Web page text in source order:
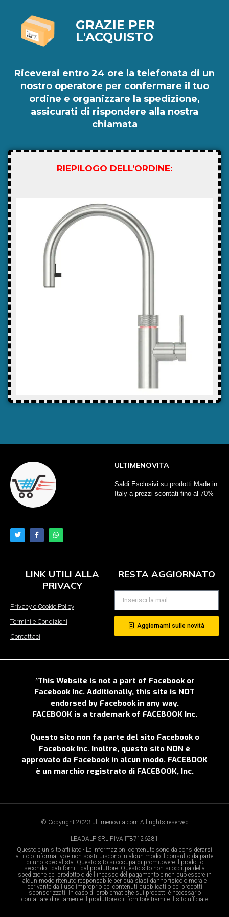
GRAZIE PER
L'ACQUISTO
Riceverai entro 24 ore la telefonata di un
nostro operatore per confermare il tuo
ordine e organizzare la spedizione,
assicurati di rispondere alla nostra
chiamata
RIEPILOGO DELL’ORDINE:
ULTIMENOVITA
Saldi Esclusivi su prodotti Made in
Italy a prezzi scontati fino al 70%
LINK UTILI ALLA
PRIVACY
Privacy e Cookie Policy
Termini e Condizioni
Contattaci
RESTA AGGIORNATO
Aggiornami sulle novità
*This Website is not a part of Facebook or
Facebook Inc. Additionally, this site is NOT
endorsed by Facebook in any way.
FACEBOOK is a trademark of FACEBOOK Inc.
Questo sito non fa parte del sito Facebook o
Facebook Inc. Inoltre, questo sito NON è
approvato da Facebook in alcun modo. FACEBOOK
è un marchio registrato di FACEBOOK, Inc.
© Copyright 2023 ultimenovita.com All rights reserved
LEADALF SRL P.IVA IT87126281
Questo è un sito affiliato - Le informazioni contenute sono da considerarsi
a titolo informativo e non sostituiscono in alcun modo il consulto da parte
di uno specialista. Questo sito si occupa di promuovere il prodotto
secondo i dati forniti dal produttore. Questo sito non si occupa della
spedizione del prodotto o dell'incasso del pagamento e non può essere in
alcun modo ritenuto responsabile per qualsiasi danno fisico o morale
derivante dall'uso improprio dei contenuti pubblicati o dei prodotti
sponsorizzati. In caso di problematiche sui prodotti è necessario
contattare direttamente il produttore o il fornitore tramite il sito ufficiale